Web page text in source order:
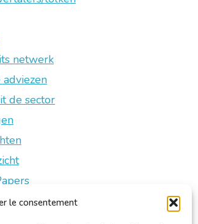
le consentement
netwerk
adviezen
de sector
info